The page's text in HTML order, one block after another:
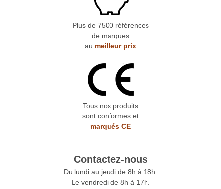
Plus de 7500 références
de marques
au meilleur prix
Tous nos produits
sont conformes et
marqués CE
Contactez-nous
Du lundi au jeudi de 8h à 18h.
Le vendredi de 8h à 17h.